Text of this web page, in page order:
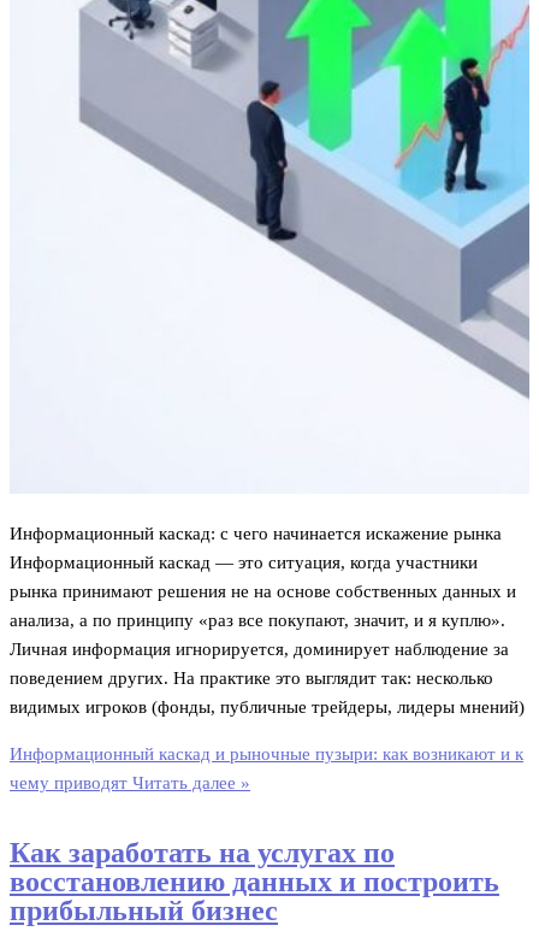
Информационный каскад: с чего начинается искажение рынка
Информационный каскад — это ситуация, когда участники
рынка принимают решения не на основе собственных данных и
анализа, а по принципу «раз все покупают, значит, и я куплю».
Личная информация игнорируется, доминирует наблюдение за
поведением других. На практике это выглядит так: несколько
видимых игроков (фонды, публичные трейдеры, лидеры мнений)
Информационный каскад и рыночные пузыри: как возникают и к
чему приводят Читать далее »
Как заработать на услугах по
восстановлению данных и построить
прибыльный бизнес